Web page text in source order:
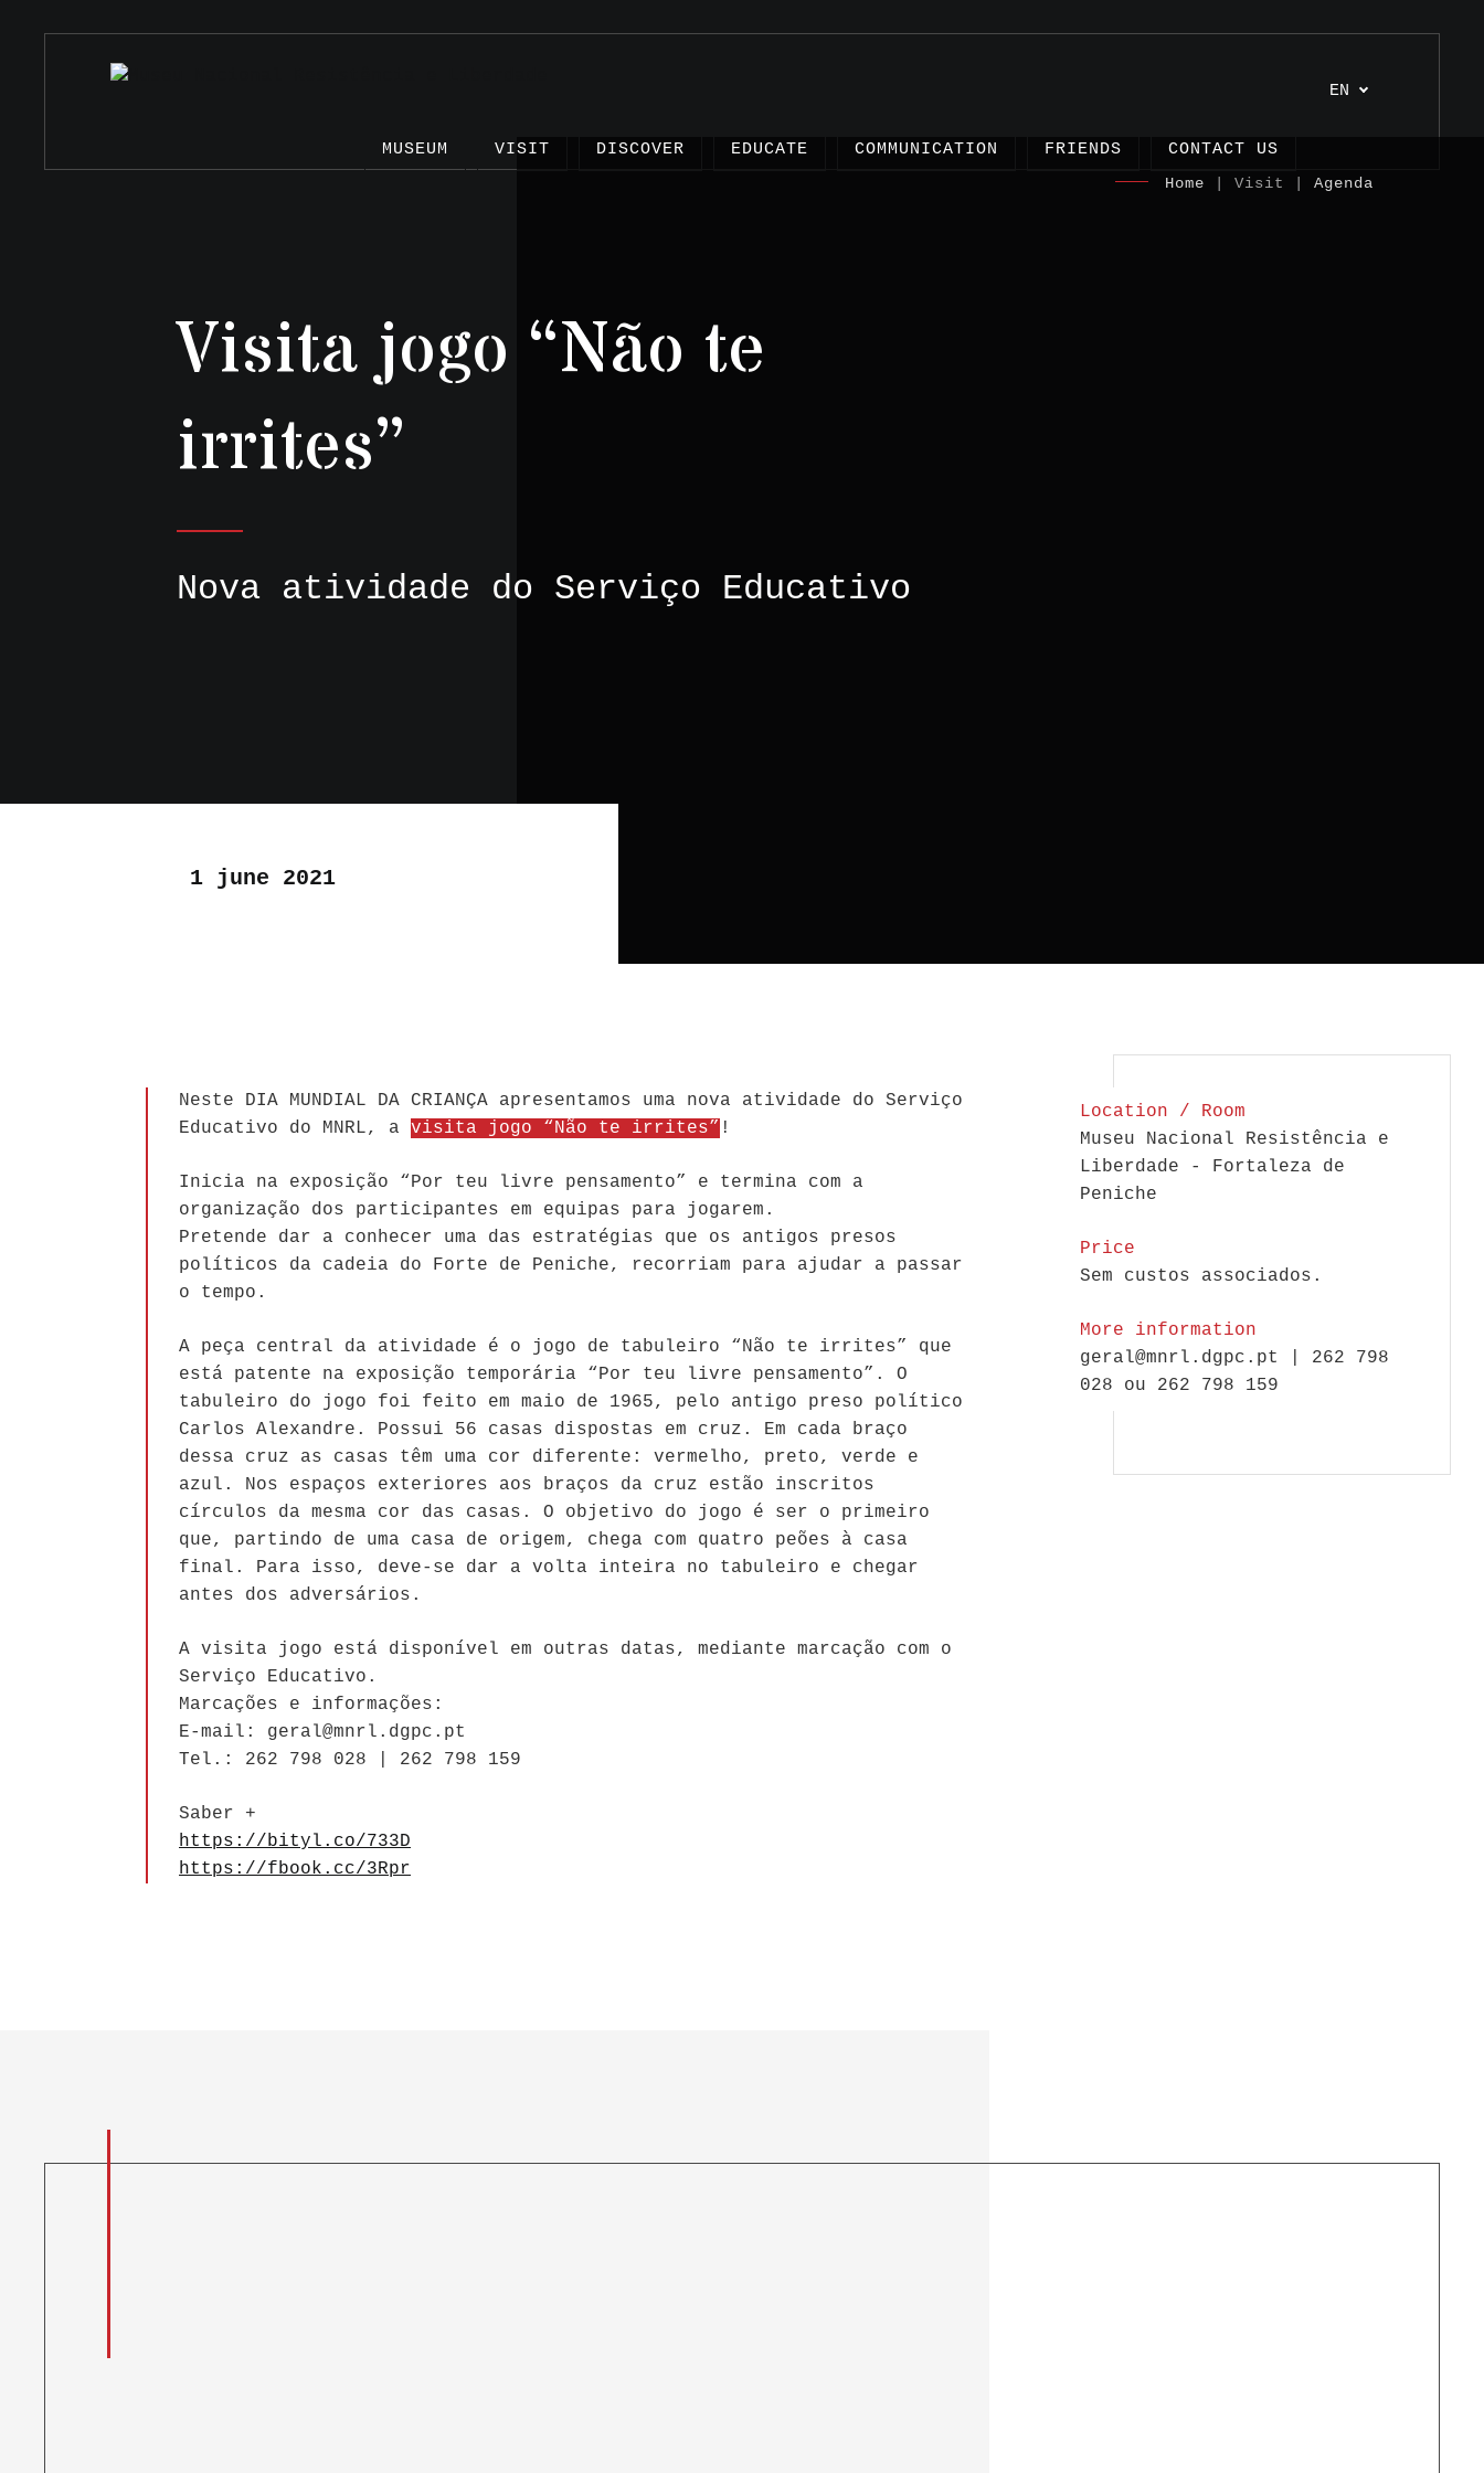
EN
MUSEUM VISIT DISCOVER EDUCATE COMMUNICATION FRIENDS CONTACT US
Visita jogo “Não te
irrites”
Nova atividade do Serviço Educativo
1 june 2021
Home | Visit | Agenda
Neste DIA MUNDIAL DA CRIANÇA apresentamos uma nova atividade do Serviço
Educativo do MNRL, a visita jogo “Não te irrites” !
Inicia na exposição “Por teu livre pensamento” e termina com a
organização dos participantes em equipas para jogarem.
Pretende dar a conhecer uma das estratégias que os antigos presos
políticos da cadeia do Forte de Peniche, recorriam para ajudar a passar
o tempo.
A peça central da atividade é o jogo de tabuleiro “Não te irrites” que
está patente na exposição temporária “Por teu livre pensamento”. O
tabuleiro do jogo foi feito em maio de 1965, pelo antigo preso político
Carlos Alexandre. Possui 56 casas dispostas em cruz. Em cada braço
dessa cruz as casas têm uma cor diferente: vermelho, preto, verde e
azul. Nos espaços exteriores aos braços da cruz estão inscritos
círculos da mesma cor das casas. O objetivo do jogo é ser o primeiro
que, partindo de uma casa de origem, chega com quatro peões à casa
final. Para isso, deve-se dar a volta inteira no tabuleiro e chegar
antes dos adversários.
A visita jogo está disponível em outras datas, mediante marcação com o
Serviço Educativo.
Marcações e informações:
E-mail: geral@mnrl.dgpc.pt
Tel.: 262 798 028 | 262 798 159
Saber +
https://bityl.co/733D
https://fbook.cc/3Rpr
Location / Room
Museu Nacional Resistência e
Liberdade - Fortaleza de
Peniche
Price
Sem custos associados.
More information
geral@mnrl.dgpc.pt | 262 798
028 ou 262 798 159